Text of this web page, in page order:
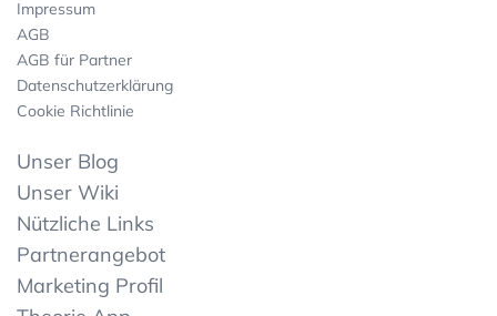
Impressum
AGB
AGB für Partner
Datenschutzerklärung
Cookie Richtlinie
Unser Blog
Unser Wiki
Nützliche Links
Partnerangebot
Marketing Profil